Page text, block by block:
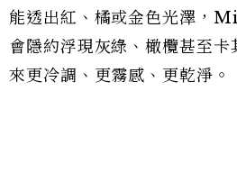
能透出紅、橘或金色光澤，
會隱約浮現灰綠、橄欖甚至
來更冷調、更霧感、更乾淨。